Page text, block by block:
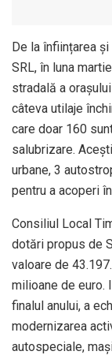
De la înființarea
SRL, în luna
stradală a
câteva utilaje
care doar 160
salubrizare.
urbane, 3
pentru a acoperi
Consiliul Local
dotări propus de
valoare de
milioane de euro.
finalul anului, a
modernizarea
autospeciale,